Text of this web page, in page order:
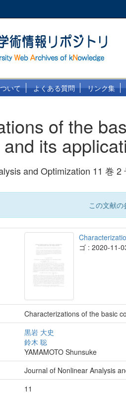
いて よくある質問 リンク集
of the
its
and Optimization 11 巻
この文献
ゴ : 2020-11-
Characterizations of the basic
黒岩 大史
鈴木 聡
YAMAMOTO Shunsuke
Journal of Nonlinear Analysis
11